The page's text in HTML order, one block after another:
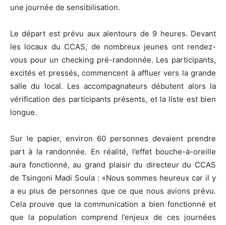
une journée de sensibilisation.
Le départ est prévu aux alentours de 9 heures. Devant
les locaux du CCAS, de nombreux jeunes ont rendez-
vous pour un checking pré-randonnée. Les participants,
excités et pressés, commencent à affluer vers la grande
salle du local. Les accompagnateurs débutent alors la
vérification des participants présents, et la liste est bien
longue.
Sur le papier, environ 60 personnes devaient prendre
part à la randonnée. En réalité, l’effet bouche-à-oreille
aura fonctionné, au grand plaisir du directeur du CCAS
de Tsingoni Madi Soula : «Nous sommes heureux car il y
a eu plus de personnes que ce que nous avions prévu.
Cela prouve que la communication a bien fonctionné et
que la population comprend l’enjeux de ces journées